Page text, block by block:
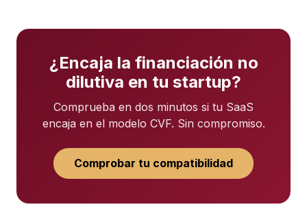
¿Encaja la financiación no
dilutiva en tu startup?
Comprueba en dos minutos si tu SaaS
encaja en el modelo CVF. Sin compromiso.
Comprobar tu compatibilidad